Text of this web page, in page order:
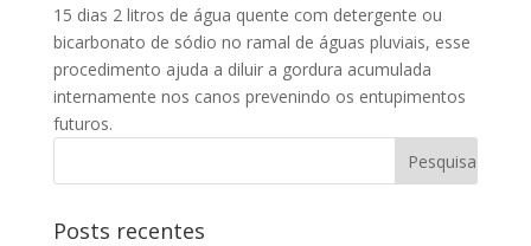
15 dias 2 litros de água quente com detergente ou
bicarbonato de sódio no ramal de águas pluviais, esse
procedimento ajuda a diluir a gordura acumulada
internamente nos canos prevenindo os entupimentos
futuros.
Posts recentes